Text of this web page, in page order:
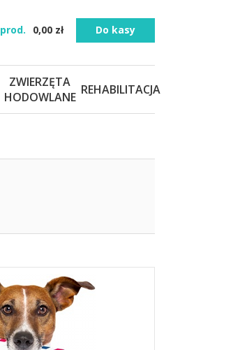
prod. 0,00 zł Do kasy
ZWIERZĘTA
HODOWLANE REHABILITACJA